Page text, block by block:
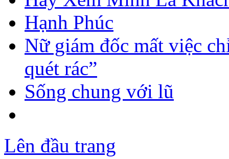
Hạnh Phúc
Nữ giám đốc mất việc
quét rác”
Sống chung với lũ
Lên đầu trang